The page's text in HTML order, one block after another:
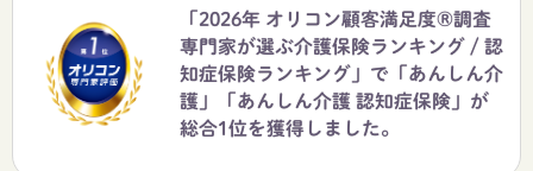
「2026年 オリコン顧客満足度®調査
専門家が選ぶ介護保険ランキング / 認
知症保険ランキング」で「あんしん介
護」「あんしん介護 認知症保険」が
総合1位を獲得しました。